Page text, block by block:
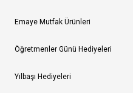
Emaye Mutfak Ürünleri
Öğretmenler Günü Hediyeleri
Yılbaşı Hediyeleri